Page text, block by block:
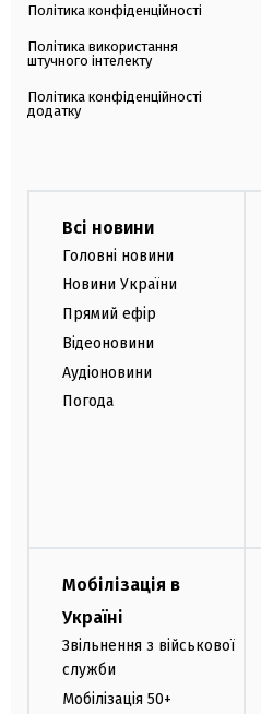
Політика конфіденційності
Політика використання
штучного інтелекту
Політика конфіденційності
додатку
Всі новини
Головні новини
Новини України
Прямий ефір
Відеоновини
Аудіоновини
Погода
Мобілізація в
Україні
Звільнення з військової
служби
Мобілізація 50+